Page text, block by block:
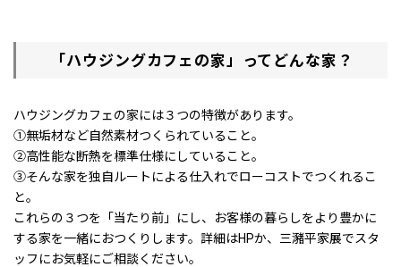
「ハウジングカフェの家」ってどんな家？
ハウジングカフェの家には３つの特徴があります。
①無垢材など自然素材つくられていること。
②高性能な断熱を標準仕様にしていること。
③そんな家を独自ルートによる仕入れでローコストでつくれるこ
と。
これらの３つを「当たり前」にし、お客様の暮らしをより豊かに
する家を一緒におつくりします。詳細はHPか、三瀦平家展でスタ
ッフにお気軽にご相談ください。